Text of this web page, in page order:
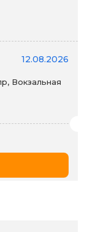
12.08.2026
Вокзальная